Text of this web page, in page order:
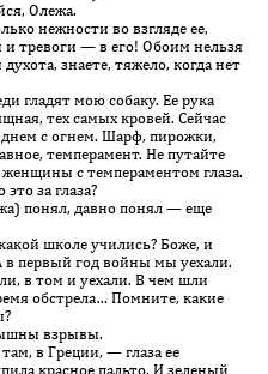
Олежа.
нежности во взгляде ее,
и тревоги — в его! Обоим нельзя
знаете, тяжело, когда нет
гладят мою собаку. Ее рука
тех самых кровей. Сейчас
с огнем. Шарф, пирожки,
темперамент. Не путайте
с темпераментом глаза.
за глаза?
понял, давно понял — еще
школе учились? Боже, и
пер­вый год войны мы уехали.
в том и уехали. В чем шли
обстрела… Помните, какие
взрывы.
в Греции, — глаза ее
красное пальто. И зеленый